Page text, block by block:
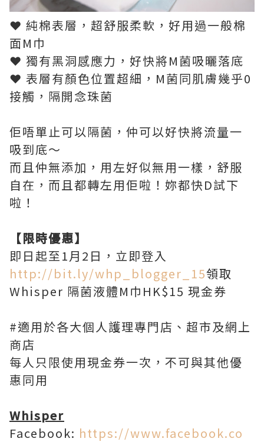
❤ 純棉表層，超舒服柔軟，好用過一般棉
面M巾
❤ 獨有黑洞感應力，好快將M菌吸曬落底
❤ 表層有顏色位置超細，M菌同肌膚幾乎0
接觸，隔開念珠菌
佢唔單止可以隔菌，仲可以好快將流量一
吸到底～
而且仲無添加，用左好似無用一樣，舒服
自在，而且都轉左用佢啦！妳都快D試下
啦！
【限時優惠】
即日起至1月2日，立即登入
http://bit.ly/whp_blogger_15領取
Whisper 隔菌液體M巾HK$15 現金券
#適用於各大個人護理專門店、超市及網上
商店
每人只限使用現金券一次，不可與其他優
惠同用
Whisper
Facebook: https://www.facebook.co